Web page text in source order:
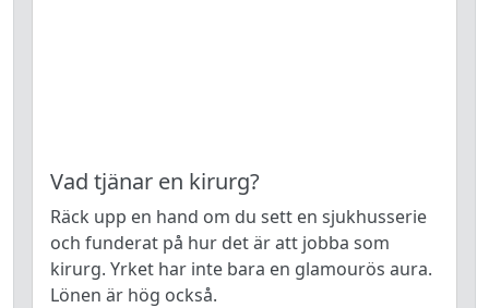
Vad tjänar en kirurg?
Räck upp en hand om du sett en sjukhusserie
och funderat på hur det är att jobba som
kirurg. Yrket har inte bara en glamourös aura.
Lönen är hög också.